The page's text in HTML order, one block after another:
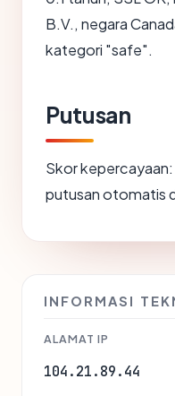
B.V., negara
kategori "safe".
Putusan
Skor kepercayaan:
putusan otomatis
INFORMASI
ALAMAT IP
104.21.89.44